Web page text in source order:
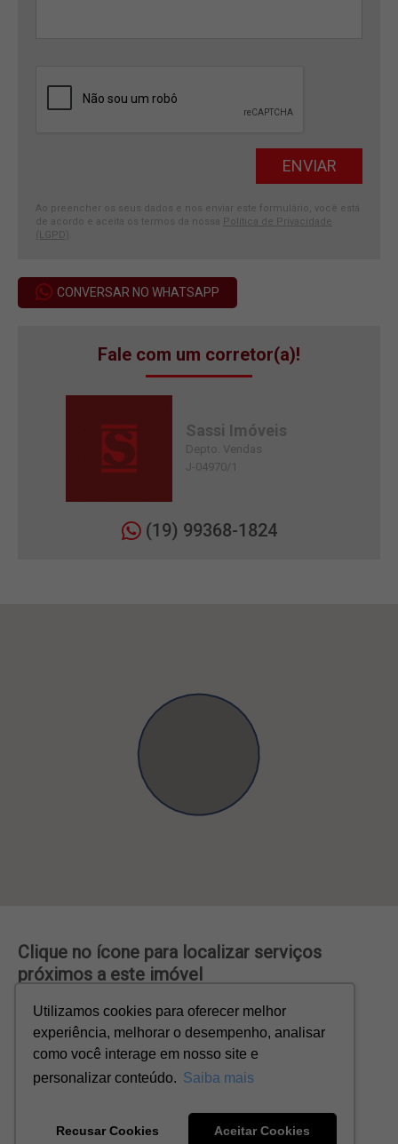
Ao preencher os seus dados e nos enviar este formulário, você está
de acordo e aceita os termos da nossa Política de Privacidade
(LGPD)
CONVERSAR NO WHATSAPP
Fale com um corretor(a)!
Sassi Imóveis
Depto. Vendas
J-04970/1
(19) 99368-1824